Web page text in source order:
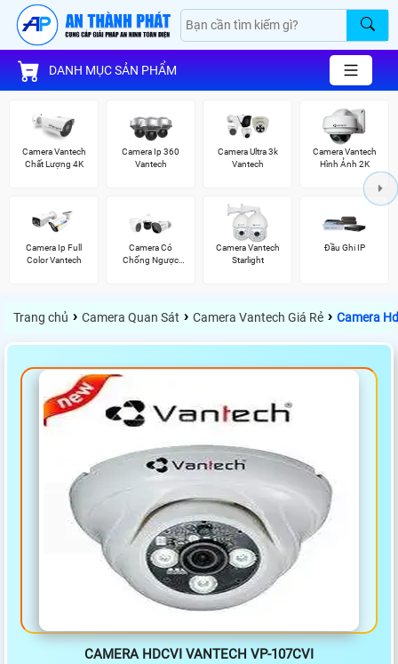
DANH MỤC SẢN PHẨM
Camera Vantech
Chất Lượng 4K
Camera Ip 360
Vantech
Camera Ultra 3k
Vantech
Camera Vantech
Hình Ảnh 2K
Camera Ip Full
Color Vantech
Camera Có
Chống Ngược
Camera Vantech
Starlight
Đầu Ghi IP
Trang chủ › Camera Quan Sát › Camera Vantech Giá Rẻ › Camera
CAMERA HDCVI VANTECH VP-107CVI